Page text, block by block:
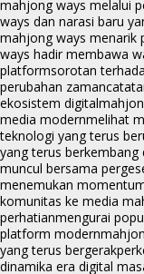
mahjong ways melalui
ways dan narasi baru
mahjong ways menarik
ways hadir membawa
platformsorotan
perubahan zaman
ekosistem digital
media modernmelihat
teknologi yang terus
yang terus
muncul bersama
menemukan
komunitas ke media
perhatianmengurai
platform modern
yang terus bergerak
dinamika era digital